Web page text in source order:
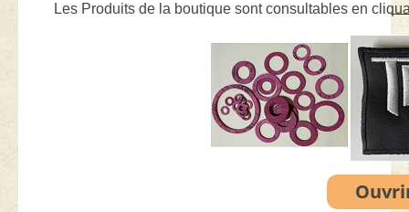
Les Produits de la boutique sont consultables en